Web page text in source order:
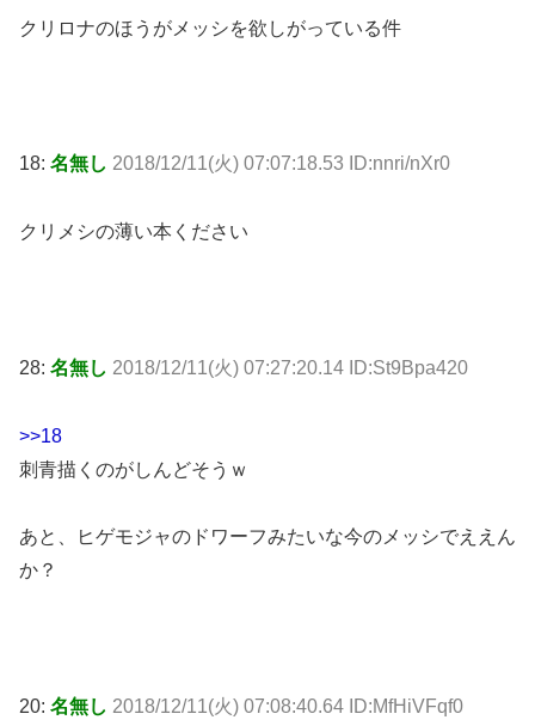
クリロナのほうがメッシを欲しがっている件
18: 名無し 2018/12/11(火) 07:07:18.53 ID:nnri/nXr0
クリメシの薄い本ください
28: 名無し 2018/12/11(火) 07:27:20.14 ID:St9Bpa420
>>18
刺青描くのがしんどそうｗ
あと、ヒゲモジャのドワーフみたいな今のメッシでええん
か？
20: 名無し 2018/12/11(火) 07:08:40.64 ID:MfHiVFqf0